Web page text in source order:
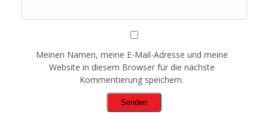
Meinen Namen, meine E-Mail-Adresse und meine
Website in diesem Browser für die nächste
Kommentierung speichern.